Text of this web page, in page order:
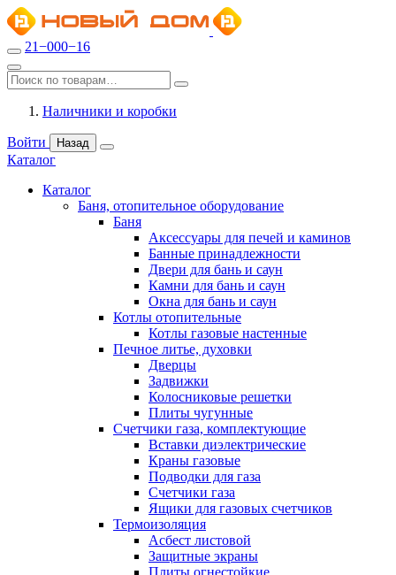
21−000−16
Наличники и коробки
Войти Назад
Каталог
Каталог
Баня, отопительное оборудование
Баня
Аксессуары для печей и каминов
Банные принадлежности
Двери для бань и саун
Камни для бань и саун
Окна для бань и саун
Котлы отопительные
Котлы газовые настенные
Печное литье, духовки
Дверцы
Задвижки
Колосниковые решетки
Плиты чугунные
Счетчики газа, комплектующие
Вставки диэлектрические
Краны газовые
Подводки для газа
Счетчики газа
Ящики для газовых счетчиков
Термоизоляция
Асбест листовой
Защитные экраны
Плиты огнестойкие